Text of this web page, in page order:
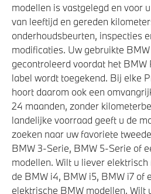
modellen is vastgelegd en voor
van leeftijd en gereden
onderhoudsbeurten, inspecties
modificaties. Uw gebruikte
gecontroleerd voordat het BMW
label wordt toegekend. Bij elke
hoort daarom ook een
24 maanden, zonder
landelijke voorraad geeft u de
zoeken naar uw favoriete
BMW 3-Serie, BMW 5-Serie of
modellen. Wilt u liever
de BMW i4, BMW i5, BMW i7 of
elektrische BMW modellen. Wilt